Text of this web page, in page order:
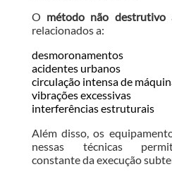
O método não destrutivo
relacionados a:
desmoronamentos
acidentes urbanos
circulação intensa de
vibrações excessivas
interferências estruturais
Além disso, os
nessas técnicas
constante da execução